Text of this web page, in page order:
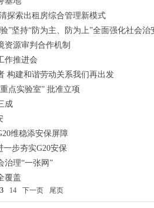
探索出租房综合管理新模式
”坚持“防为主、防为上”全面强化社会治
资源审判合作机制
作推进会
构建和谐劳动关系我们再出发
点实验室” 批准立项
成
维稳添安保屏障
一步夯实G20安保
治理“一张网”
覆盖
14 下一页 尾页